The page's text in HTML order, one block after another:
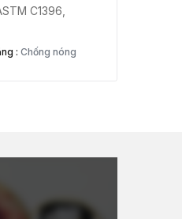
C1396,
:Chống nóng